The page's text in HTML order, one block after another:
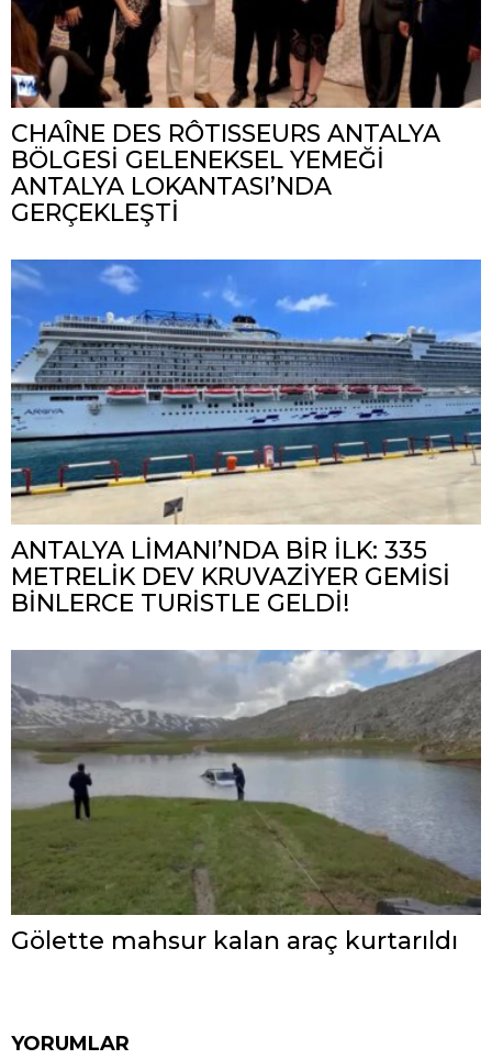
CHAÎNE DES RÔTISSEURS ANTALYA
BÖLGESİ GELENEKSEL YEMEĞİ
ANTALYA LOKANTASI’NDA
GERÇEKLEŞTİ
ANTALYA LİMANI’NDA BİR İLK: 335
METRELİK DEV KRUVAZİYER GEMİSİ
BİNLERCE TURİSTLE GELDİ!
Gölette mahsur kalan araç kurtarıldı
YORUMLAR